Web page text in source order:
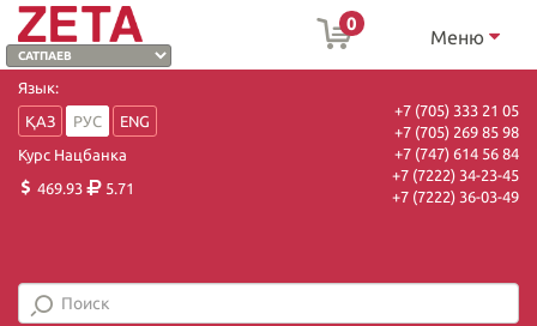
0
Меню
Язык:
ҚАЗ
РУС
ENG
Курс Нацбанка
469.93
5.71
+7 (705) 333 21 05
+7 (705) 269 85 98
+7 (747) 614 56 84
+7 (7222) 34-23-45
+7 (7222) 36-03-49